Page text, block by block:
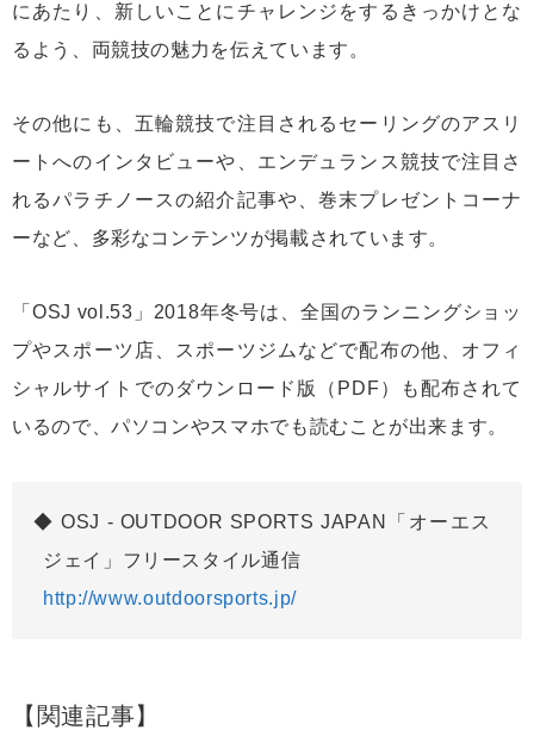
にあたり、新しいことにチャレンジをするきっかけとな
るよう、両競技の魅力を伝えています。
その他にも、五輪競技で注目されるセーリングのアスリ
ートへのインタビューや、エンデュランス競技で注目さ
れるパラチノースの紹介記事や、巻末プレゼントコーナ
ーなど、多彩なコンテンツが掲載されています。
「OSJ vol.53」2018年冬号は、全国のランニングショッ
プやスポーツ店、スポーツジムなどで配布の他、オフィ
シャルサイトでのダウンロード版（PDF）も配布されて
いるので、パソコンやスマホでも読むことが出来ます。
OSJ - OUTDOOR SPORTS JAPAN「オーエス
ジェイ」フリースタイル通信
http://www.outdoorsports.jp/
関連記事